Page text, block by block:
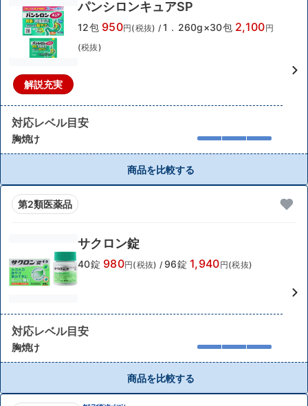
解説充実
パンシロンキュアSP
12包 950円(税抜) / 1．260g×30包 2,100円
(税抜)
対応レベル目安
胸焼け
商品を比較する
第2類医薬品
サクロン錠
40錠 980円(税抜) / 96錠 1,940円(税抜)
対応レベル目安
胸焼け
商品を比較する